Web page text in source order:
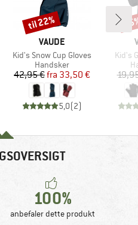
MÆRKE
VAUDE
Artikel
Kid's Snow Cup Gloves
Produktgruppe
Handsker
Pris
42,95 € Nedsat pris
fra 33,50 €
5,0(2)
Rabat
til 22%
Artikel
Kid's
100%
anbefaler dette produkt